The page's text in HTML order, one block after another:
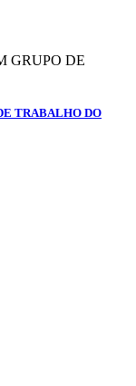
TRABALHO DO